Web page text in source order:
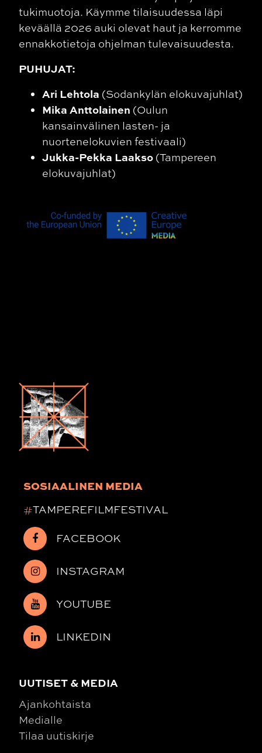
tukimuotoja. Käymme tilaisuudessa läpi
keväällä 2026 auki olevat haut ja kerromme
ennakkotietoja ohjelman tulevaisuudesta.
PUHUJAT:
Ari Lehtola (Sodankylän elokuvajuhlat)
Mika Anttolainen (Oulun
kansainvälinen lasten- ja
nuortenelokuvien festivaali)
Jukka-Pekka Laakso(Tampereen
elokuvajuhlat)
SOSIAALINEN MEDIA
#TAMPEREFILMFESTIVAL
FACEBOOK
INSTAGRAM
YOUTUBE
LINKEDIN
UUTISET & MEDIA
Ajankohtaista
Medialle
Tilaa uutiskirje